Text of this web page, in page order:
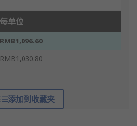
每单位
RMB1,096.60
RMB1,030.80
添加到收藏夹